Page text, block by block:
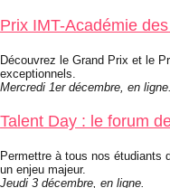
Prix IMT-Académie
Découvrez le Grand Prix et le
exceptionnels.
Mercredi 1er décembre, en ligne.
Talent Day : le forum
Permettre à tous nos étudiants
un enjeu majeur.
Jeudi 3 décembre, en ligne.